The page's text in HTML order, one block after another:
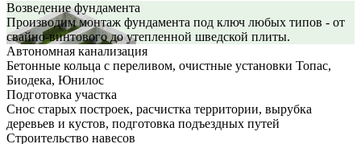
Возведение фундамента
Производим монтаж фундамента под ключ любых типов - от
свайно-винтового до утепленной шведской плиты.
Автономная канализация
Бетонные кольца с переливом, очистные установки Топас,
Биодека, Юнилос
Подготовка участка
Снос старых построек, расчистка территории, вырубка
деревьев и кустов, подготовка подъездных путей
Строительство навесов